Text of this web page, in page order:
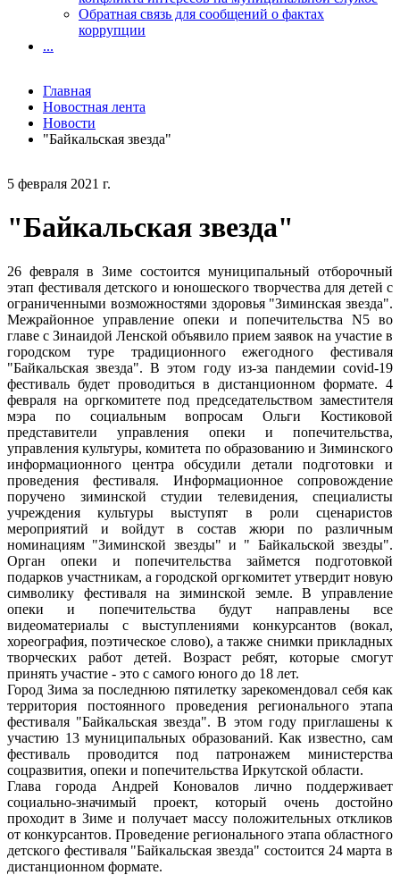
5 февраля 2021 г.
"Байкальская звезда"
26 февраля в Зиме состоится муниципальный отборочный
этап фестиваля детского и юношеского творчества для детей с
ограниченными возможностями здоровья "Зиминская звезда".
Межрайонное управление опеки и попечительства N5 во
главе с Зинаидой Ленской объявило прием заявок на участие в
городском туре традиционного ежегодного фестиваля
"Байкальская звезда". В этом году из-за пандемии covid-19
фестиваль будет проводиться в дистанционном формате. 4
февраля на оргкомитете под председательством заместителя
мэра по социальным вопросам Ольги Костиковой
представители управления опеки и попечительства,
управления культуры, комитета по образованию и Зиминского
информационного центра обсудили детали подготовки и
проведения фестиваля. Информационное сопровождение
поручено зиминской студии телевидения, специалисты
учреждения культуры выступят в роли сценаристов
мероприятий и войдут в состав жюри по различным
номинациям "Зиминской звезды" и " Байкальской звезды".
Орган опеки и попечительства займется подготовкой
подарков участникам, а городской оргкомитет утвердит новую
символику фестиваля на зиминской земле. В управление
опеки и попечительства будут направлены все
видеоматериалы с выступлениями конкурсантов (вокал,
хореография, поэтическое слово), а также снимки прикладных
творческих работ детей. Возраст ребят, которые смогут
принять участие - это с самого юного до 18 лет.
Город Зима за последнюю пятилетку зарекомендовал себя как
территория постоянного проведения регионального этапа
фестиваля "Байкальская звезда". В этом году приглашены к
участию 13 муниципальных образований. Как известно, сам
фестиваль проводится под патронажем министерства
соцразвития, опеки и попечительства Иркутской области.
Глава города Андрей Коновалов лично поддерживает
социально-значимый проект, который очень достойно
проходит в Зиме и получает массу положительных откликов
от конкурсантов. Проведение регионального этапа областного
детского фестиваля "Байкальская звезда" состоится 24 марта в
дистанционном формате.
Обратная связь для сообщений о фактах
коррупции
...
Главная
Новостная лента
Новости
"Байкальская звезда"